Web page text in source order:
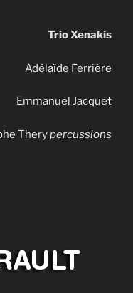
Trio Xenakis
Adélaïde Ferrière
Emmanuel Jacquet
Therypercussions